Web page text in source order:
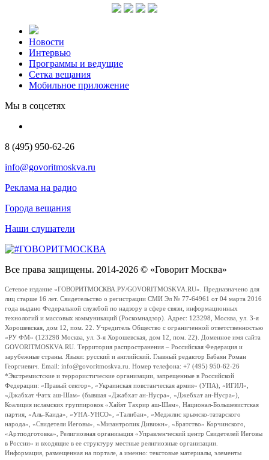
Новости
Интервью
Программы и ведущие
Сетка вещания
Мобильное приложение
Мы в соцсетях
8 (495) 950-62-26
info@govoritmoskva.ru
Реклама на радио
Города вещания
Наши слушатели
Все права защищены. 2014-2026 © «Говорит Москва»
Сетевое издание «ГОВОРИТМОСКВА.РУ/GOVORITMOSKVA.RU». Предназначено для
лиц старше 16 лет. Свидетельство о регистрации СМИ Эл № 77-64961 от 04 марта 2016
года выдано Федеральной службой по надзору в сфере связи, информационных
технологий и массовых коммуникаций (Роскомнадзор). Адрес: 123298, Москва, ул. 3-я
Хорошевская, дом 12, пом. 22. Учредитель Общество с ограниченной ответственностью
«РУ ФМ» (123298 Москва, ул. 3-я Хорошевская, дом 12, пом. 22). Доменное имя сайта
GOVORITMOSKVA.RU. Территория распространения – Российская Федерация и
зарубежные страны. Языки: русский и английский. Главный редактор Бабаян Роман
Георгиевич. Email: info@govoritmoskva.ru. Номер телефона: +7 (495) 950-62-26
*Экстремистские и террористические организации, запрещенные в Российской
Федерации: «Правый сектор», «Украинская повстанческая армия» (УПА), «ИГИЛ»,
«Джабхат Фатх аш-Шам» (бывшая «Джабхат ан-Нусра», «Джебхат ан-Нусра»),
Коалиция исламских группировок «Хайят Тахрир аш-Шам», Национал-Большевистская
партия, «Аль-Каида», «УНА-УНСО», «Талибан», «Меджлис крымско-татарского
народа», «Свидетели Иеговы», «Мизантропик Дивижн», «Братство» Корчинского,
«Артподготовка», Религиозная организация «Управленческий центр Свидетелей Иеговы
в России» и входящие в ее структуру местные религиозные организации.
Информация, размещенная на портале, а именно: текстовые материалы, элементы